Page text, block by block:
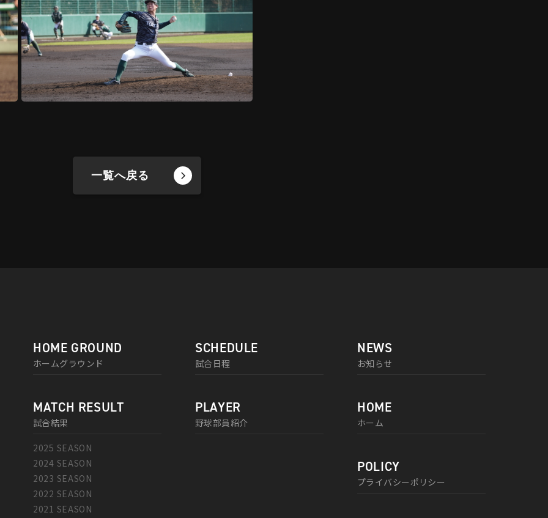
一覧へ戻る
HOME GROUND
ホームグラウンド
MATCH RESULT
試合結果
2025 SEASON
2024 SEASON
2023 SEASON
2022 SEASON
2021 SEASON
SCHEDULE
試合日程
PLAYER
野球部員紹介
NEWS
お知らせ
HOME
ホーム
POLICY
プライバシーポリシー